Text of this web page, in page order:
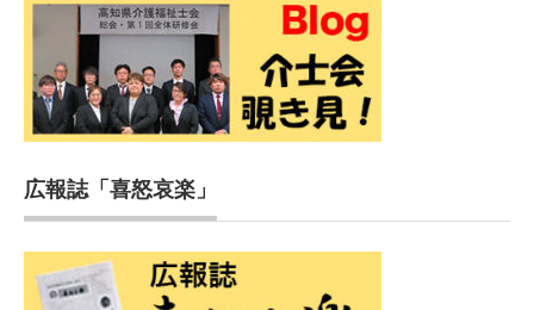
広報誌「喜怒哀楽」